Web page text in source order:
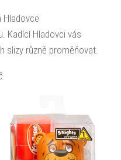
Hladovce
Kadící Hladovci vás
slizy různě proměňovat.